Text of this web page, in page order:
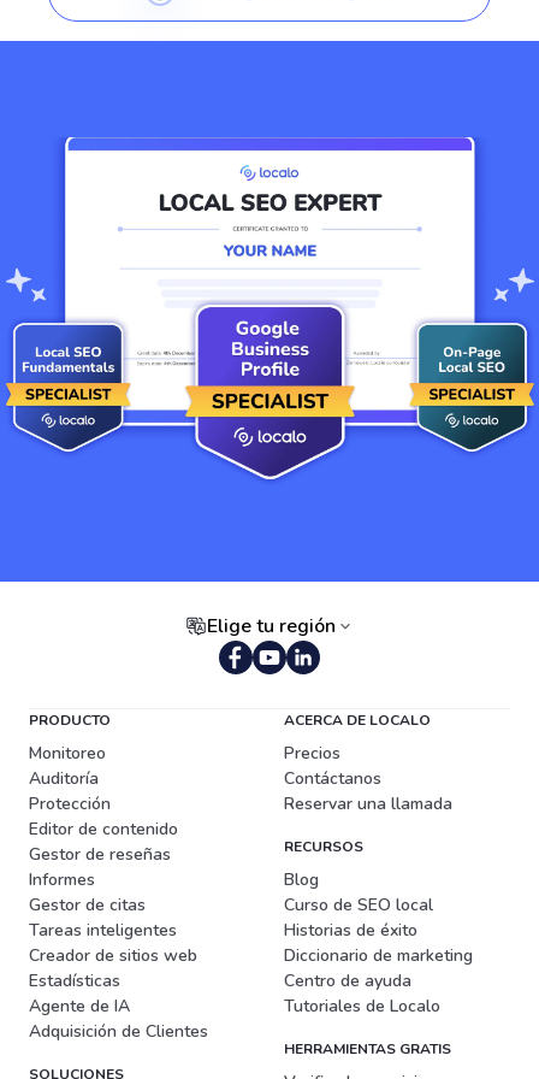
Elige tu región
PRODUCTO
Monitoreo
Auditoría
Protección
Editor de contenido
Gestor de reseñas
Informes
Gestor de citas
Tareas inteligentes
Creador de sitios web
Estadísticas
Agente de IA
Adquisición de Clientes
SOLUCIONES
ACERCA DE LOCALO
Precios
Contáctanos
Reservar una llamada
RECURSOS
Blog
Curso de SEO local
Historias de éxito
Diccionario de marketing
Centro de ayuda
Tutoriales de Localo
HERRAMIENTAS GRATIS